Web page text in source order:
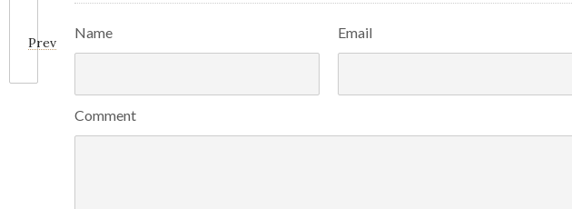
Prev
Name Email
Comment